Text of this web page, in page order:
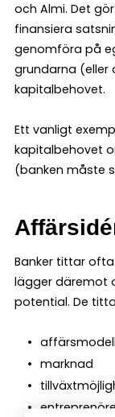
och Almi. Det
finansiera
genomföra på
grundarna (eller
kapitalbehovet.
Ett vanligt
kapitalbehovet
(banken måste
Banker tittar
lägger däremot
potential. De
affärsmodell
marknad